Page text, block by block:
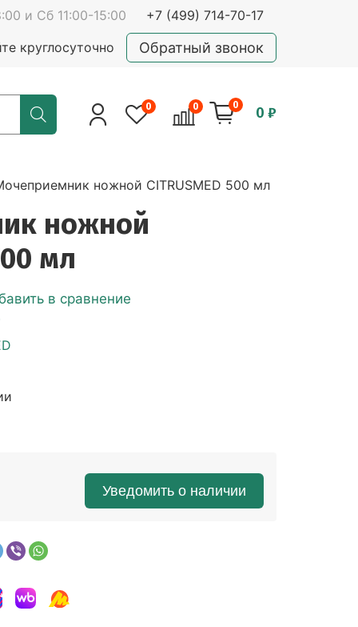
и Сб 11:00-15:00 +7 (499) 714-70-17
круглосуточно Обратный звонок
0 0 0 0 ₽
ножной CITRUSMED 500 мл
ножной
мл
в сравнение
Уведомить о наличии